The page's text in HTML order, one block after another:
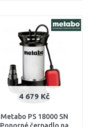
Porovnat
4 679 Kč
Metabo PS 18000 SN